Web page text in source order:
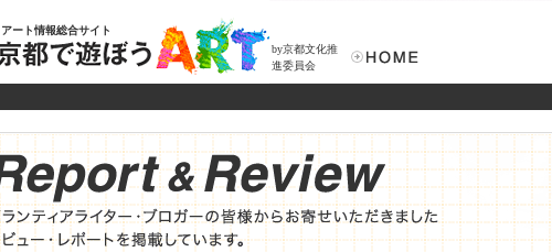
アート情報総合サイト
by京都文化推
進委員会